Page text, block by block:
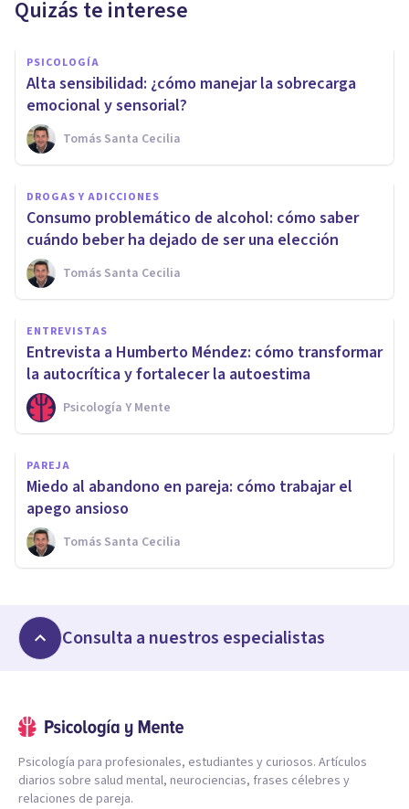
Quizás te interese
PSICOLOGÍA
Alta sensibilidad: ¿cómo manejar la sobrecarga
emocional y sensorial?
Tomás Santa Cecilia
DROGAS Y ADICCIONES
Consumo problemático de alcohol: cómo saber
cuándo beber ha dejado de ser una elección
Tomás Santa Cecilia
ENTREVISTAS
Entrevista a Humberto Méndez: cómo transformar
la autocrítica y fortalecer la autoestima
Psicología Y Mente
PAREJA
Miedo al abandono en pareja: cómo trabajar el
apego ansioso
Tomás Santa Cecilia
Consulta a nuestros especialistas
Psicología para profesionales, estudiantes y curiosos. Artículos
diarios sobre salud mental, neurociencias, frases célebres y
relaciones de pareja.